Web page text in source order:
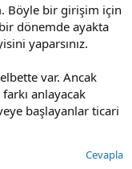
Böyle bir girişim için
dönemde ayakta
yaparsınız.
var. Ancak
anlayacak
başlayanlar ticari
Cevapla